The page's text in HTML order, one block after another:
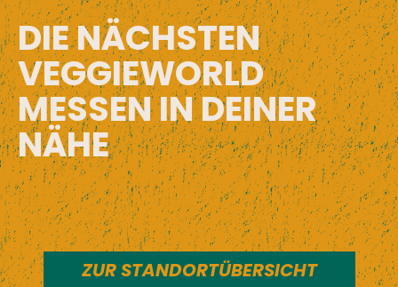
DIE NÄCHSTEN
VEGGIEWORLD
MESSEN IN DEINER
NÄHE
ZUR STANDORTÜBERSICHT